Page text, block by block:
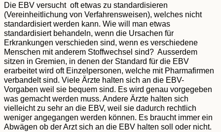
Die EBV versucht oft etwas zu standardisieren
(Vereinheitlichung von Verfahrensweisen), welches nicht
standardisiert werden kann. Wie will man etwas
standardisiert behandeln, wenn die Ursachen für
Erkrankungen verschieden sind, wenn es verschiedene
Menschen mit anderem Stoffwechsel sind? Ausserdem
sitzen in Gremien, in denen der Standard für die EBV
erarbeitet wird oft Einzelpersonen, welche mit Pharmafirmen
verbandelt sind. Viele Ärzte halten sich an die EBV-
Vorgaben weil sie bequem sind. Es wird genau vorgegeben
was gemacht werden muss. Andere Ärzte halten sich
vielleicht zu sehr an die EBV, weil sie dadurch rechtlich
weniger angegangen werden können. Es braucht immer ein
Abwägen ob der Arzt sich an die EBV halten soll oder nicht.